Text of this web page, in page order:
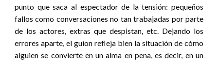
punto que saca al espectador de la tensión: pequeños
fallos como conversaciones no tan trabajadas por parte
de los actores, extras que despistan, etc. Dejando los
errores aparte, el guion refleja bien la situación de cómo
alguien se convierte en un alma en pena, es decir, en un